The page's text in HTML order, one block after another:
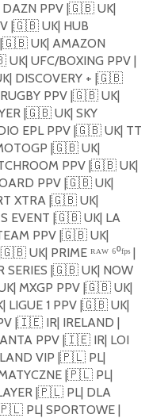
PPV |🇬🇧UK|
|🇬🇧UK| HUB
🇬🇧UK| AMAZON
UK| UFC/BOXING PPV |
DISCOVERY + |🇬🇧
PPV |🇬🇧UK|
|🇬🇧UK| SKY
EPL PPV |🇬🇧UK| TT
|🇬🇧UK|
PPV |🇬🇧UK|
PPV |🇬🇧UK|
XTRA |🇬🇧UK|
EVENT |🇬🇧UK| LA
PPV |🇬🇧UK|
🇬🇧UK| PRIME ᴿᴬᵂ ⁶⁰ᶠᵖˢ |
SERIES |🇬🇧UK| NOW
MXGP PPV |🇬🇧UK|
LIGUE 1 PPV |🇬🇧UK|
|🇮🇪IR| IRELAND |
PPV |🇮🇪IR| LOI
VIP |🇵🇱PL|
|🇵🇱PL|
|🇵🇱PL| DLA
PL| SPORTOWE |